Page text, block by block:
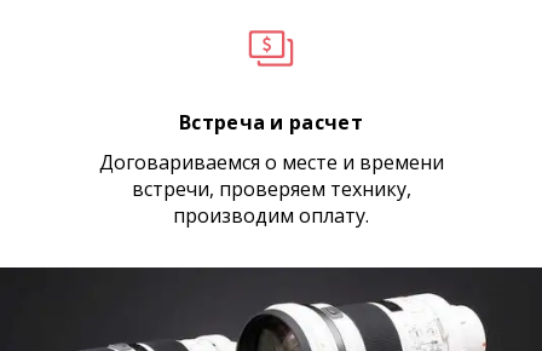
Встреча и расчет
Договариваемся о месте и времени
встречи, проверяем технику,
производим оплату.